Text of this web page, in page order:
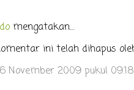
mengatakan…
ini telah dihapus
November 2009 pukul 09.18